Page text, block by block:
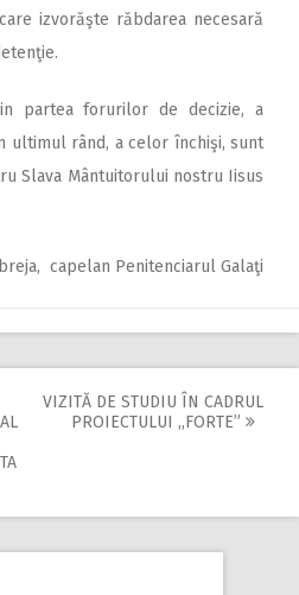
izvorăşte răbdarea necesară
partea forurilor de decizie, a
ultimul rând, a celor închişi, sunt
Slava Mântuitorului nostru Iisus
capelan Penitenciarul Galaţi
VIZITĂ DE STUDIU ÎN CADRUL
PROIECTULUI ,,FORTE”